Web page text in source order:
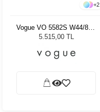
+2
Vogue VO 5582S W44/87 -
53 Kadın Güneş Gözlüğü
5.515,00 TL